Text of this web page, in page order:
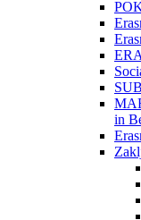
in